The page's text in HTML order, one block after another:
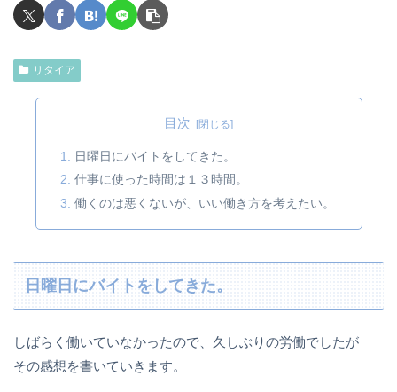
リタイア
目次
日曜日にバイトをしてきた。
仕事に使った時間は１３時間。
働くのは悪くないが、いい働き方を考えたい。
日曜日にバイトをしてきた。
しばらく働いていなかったので、久しぶりの労働でしたが
その感想を書いていきます。